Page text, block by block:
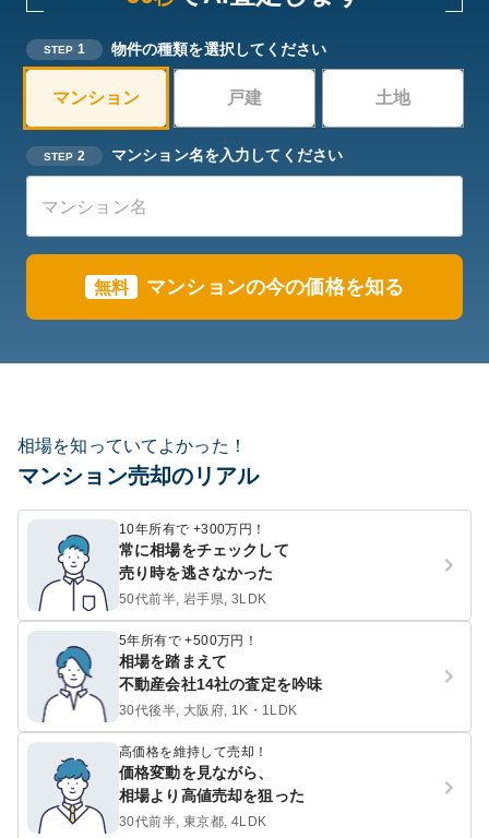
STEP 1 物件の種類を選択してください
マンション 戸建 土地
STEP 2 マンション名を入力してください
無料 マンションの今の価格を知る
相場を知っていてよかった！
マンション売却のリアル
10年所有で +300万円！
常に相場をチェックして
売り時を逃さなかった
50代前半, 岩手県, 3LDK
5年所有で +500万円！
相場を踏まえて
不動産会社14社の査定を吟味
30代後半, 大阪府, 1K・1LDK
高価格を維持して売却！
価格変動を見ながら、
相場より高値売却を狙った
30代前半, 東京都, 4LDK